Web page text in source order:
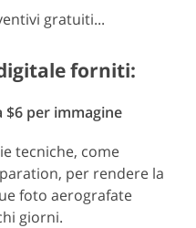
gratuiti...
forniti:
$6 per immagine
tecniche, come
per rendere la
foto aerografate
giorni.